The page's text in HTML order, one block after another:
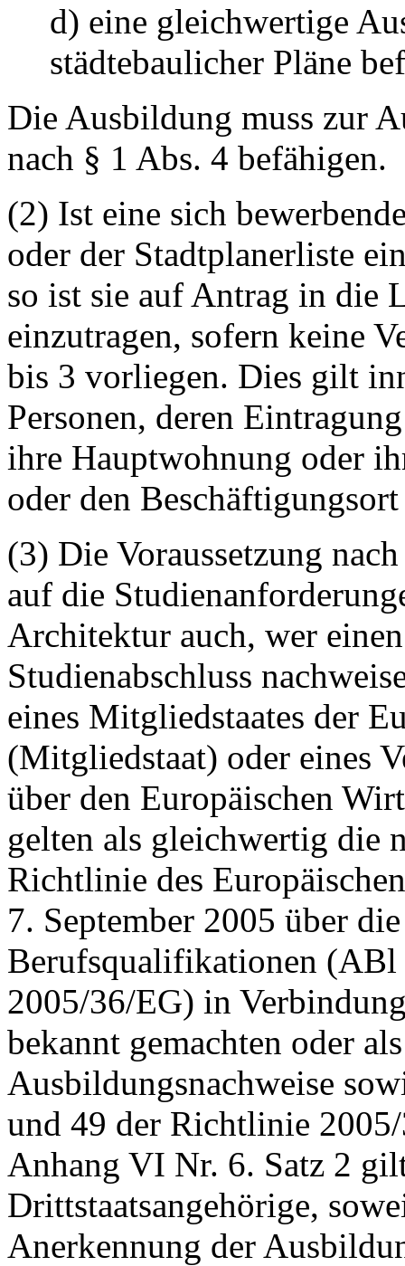
d) eine gleichwertige
städtebaulicher Pläne
Die Ausbildung muss zur
nach § 1 Abs. 4 befähigen.
(2) Ist eine sich
oder der Stadtplanerliste
so ist sie auf Antrag in die
einzutragen, sofern keine
bis 3 vorliegen. Dies gilt
Personen, deren
ihre Hauptwohnung oder
oder den
(3) Die Voraussetzung
auf die
Architektur auch, wer
Studienabschluss
eines Mitgliedstaates der
(Mitgliedstaat) oder eines
über den Europäischen
gelten als gleichwertig die
Richtlinie des
7. September 2005 über
Berufsqualifikationen
2005/36/EG) in
bekannt gemachten oder
Ausbildungsnachweise
und 49 der Richtlinie
Anhang VI Nr. 6. Satz 2
Drittstaatsangehörige,
Anerkennung der